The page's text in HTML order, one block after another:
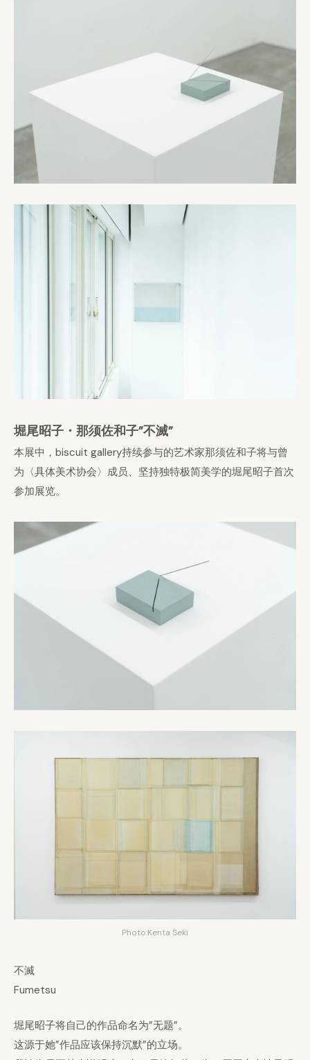
堀尾昭子・那须佐和子”不滅”
本展中，biscuit gallery持续参与的艺术家那须佐和子将与曾
为〈具体美术协会〉成员、坚持独特极简美学的堀尾昭子首次
参加展览。
Photo:Kenta Seki
不滅
Fumetsu
堀尾昭子将自己的作品命名为”无题”。
这源于她”作品应该保持沉默”的立场。